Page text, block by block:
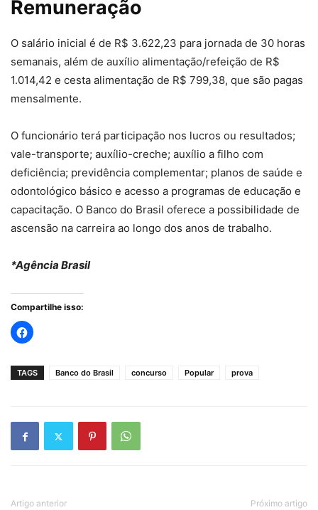
Remuneração
O salário inicial é de R$ 3.622,23 para jornada de 30 horas
semanais, além de auxílio alimentação/refeição de R$
1.014,42 e cesta alimentação de R$ 799,38, que são pagas
mensalmente.
O funcionário terá participação nos lucros ou resultados;
vale-transporte; auxílio-creche; auxílio a filho com
deficiência; previdência complementar; planos de saúde e
odontológico básico e acesso a programas de educação e
capacitação. O Banco do Brasil oferece a possibilidade de
ascensão na carreira ao longo dos anos de trabalho.
*Agência Brasil
Compartilhe isso:
TAGS Banco do Brasil concurso Popular prova
Artigo anterior Próximo artigo